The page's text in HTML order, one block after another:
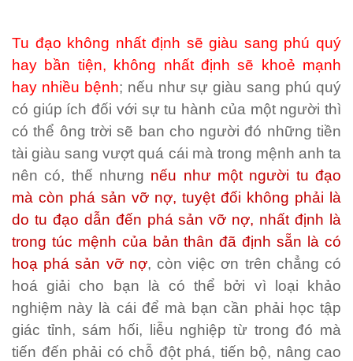
Tu đạo không nhất định sẽ giàu sang phú quý
hay bần tiện, không nhất định sẽ khoẻ mạnh
hay nhiều bệnh; nếu như sự giàu sang phú quý
có giúp ích đối với sự tu hành của một người thì
có thể ông trời sẽ ban cho người đó những tiền
tài giàu sang vượt quá cái mà trong mệnh anh ta
nên có, thế nhưng nếu như một người tu đạo
mà còn phá sản vỡ nợ, tuyệt đối không phải là
do tu đạo dẫn đến phá sản vỡ nợ, nhất định là
trong túc mệnh của bản thân đã định sẵn là có
hoạ phá sản vỡ nợ, còn việc ơn trên chẳng có
hoá giải cho bạn là có thể bởi vì loại khảo
nghiệm này là cái để mà bạn cần phải học tập
giác tỉnh, sám hối, liễu nghiệp từ trong đó mà
tiến đến phải có chỗ đột phá, tiến bộ, nâng cao